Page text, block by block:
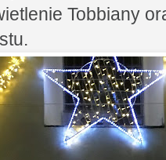
Tobbiany